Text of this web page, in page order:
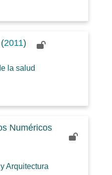
2011)
la salud
Numéricos
Arquitectura